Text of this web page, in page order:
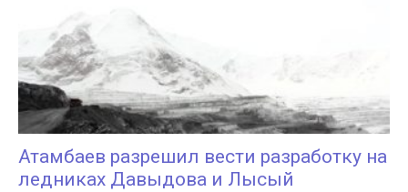
Кыргызстана
Атамбаев разрешил вести разработку на
ледниках Давыдова и Лысый